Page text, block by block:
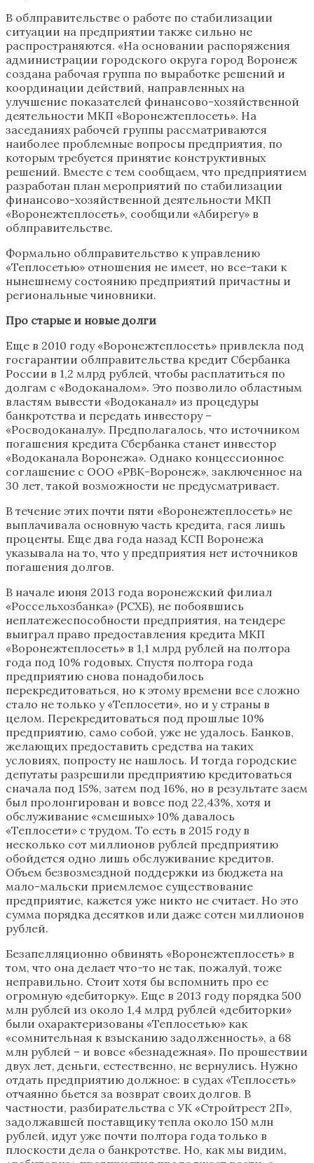
В облправительстве о работе по стабилизации
ситуации на предприятии также сильно не
распространяются. «На основании распоряжения
администрации городского округа город Воронеж
создана рабочая группа по выработке решений и
координации действий, направленных на
улучшение показателей финансово-хозяйственной
деятельности МКП «Воронежтеплосеть». На
заседаниях рабочей группы рассматриваются
наиболее проблемные вопросы предприятия, по
которым требуется принятие конструктивных
решений. Вместе с тем сообщаем, что предприятием
разработан план мероприятий по стабилизации
финансово-хозяйственной деятельности МКП
«Воронежтеплосеть», сообщили «Абирегу» в
облправительстве.
Формально облправительство к управлению
«Теплосетью» отношения не имеет, но все-таки к
нынешнему состоянию предприятий причастны и
региональные чиновники.
Про старые и новые долги
Еще в 2010 году «Воронежтеплосеть» привлекла под
госгарантии облправительства кредит Сбербанка
России в 1,2 млрд рублей, чтобы расплатиться по
долгам с «Водоканалом». Это позволило областным
властям вывести «Водоканал» из процедуры
банкротства и передать инвестору –
«Росводоканалу». Предполагалось, что источником
погашения кредита Сбербанка станет инвестор
«Водоканала Воронежа». Однако концессионное
соглашение с ООО «РВК-Воронеж», заключенное на
30 лет, такой возможности не предусматривает.
В течение этих почти пяти «Воронежтеплосеть» не
выплачивала основную часть кредита, гася лишь
проценты. Еще два года назад КСП Воронежа
указывала на то, что у предприятия нет источников
погашения долгов.
В начале июня 2013 года воронежский филиал
«Россельхозбанка» (РСХБ), не побоявшись
неплатежеспособности предприятия, на тендере
выиграл право предоставления кредита МКП
«Воронежтеплосеть» в 1,1 млрд рублей на полтора
года под 10% годовых. Спустя полтора года
предприятию снова понадобилось
перекредитоваться, но к этому времени все сложно
стало не только у «Теплосети», но и у страны в
целом. Перекредитоваться под прошлые 10%
предприятию, само собой, уже не удалось. Банков,
желающих предоставить средства на таких
условиях, попросту не нашлось. И тогда городские
депутаты разрешили предприятию кредитоваться
сначала под 15%, затем под 16%, но в результате заем
был пролонгирован и вовсе под 22,43%, хотя и
обслуживание «смешных» 10% давалось
«Теплосети» с трудом. То есть в 2015 году в
несколько сот миллионов рублей предприятию
обойдется одно лишь обслуживание кредитов.
Объем безвозмездной поддержки из бюджета на
мало-мальски приемлемое существование
предприятие, кажется уже никто не считает. Но это
сумма порядка десятков или даже сотен миллионов
рублей.
Безапелляционно обвинять «Воронежтеплосеть» в
том, что она делает что-то не так, пожалуй, тоже
неправильно. Стоит хотя бы вспомнить про ее
огромную «дебиторку». Еще в 2013 году порядка 500
млн рублей из около 1,4 млрд рублей «дебиторки»
были охарактеризованы «Теплосетью» как
«сомнительная к взысканию задолженность», а 68
млн рублей – и вовсе «безнадежная». По прошествии
двух лет, деньги, естественно, не вернулись. Нужно
отдать предприятию должное: в судах «Теплосеть»
отчаянно бьется за возврат своих долгов. В
частности, разбирательства с УК «Стройтрест 2П»,
задолжавшей поставщику тепла около 150 млн
рублей, идут уже почти полтора года только в
плоскости дела о банкротстве. Но, как мы видим,